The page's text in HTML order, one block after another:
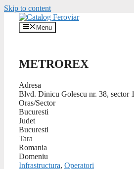
Skip to content
Menu
METROREX
Adresa
Blvd. Dinicu Golescu nr. 38, sector 1
Oras/Sector
Bucuresti
Judet
Bucuresti
Tara
Romania
Domeniu
Infrastructura, Operatori